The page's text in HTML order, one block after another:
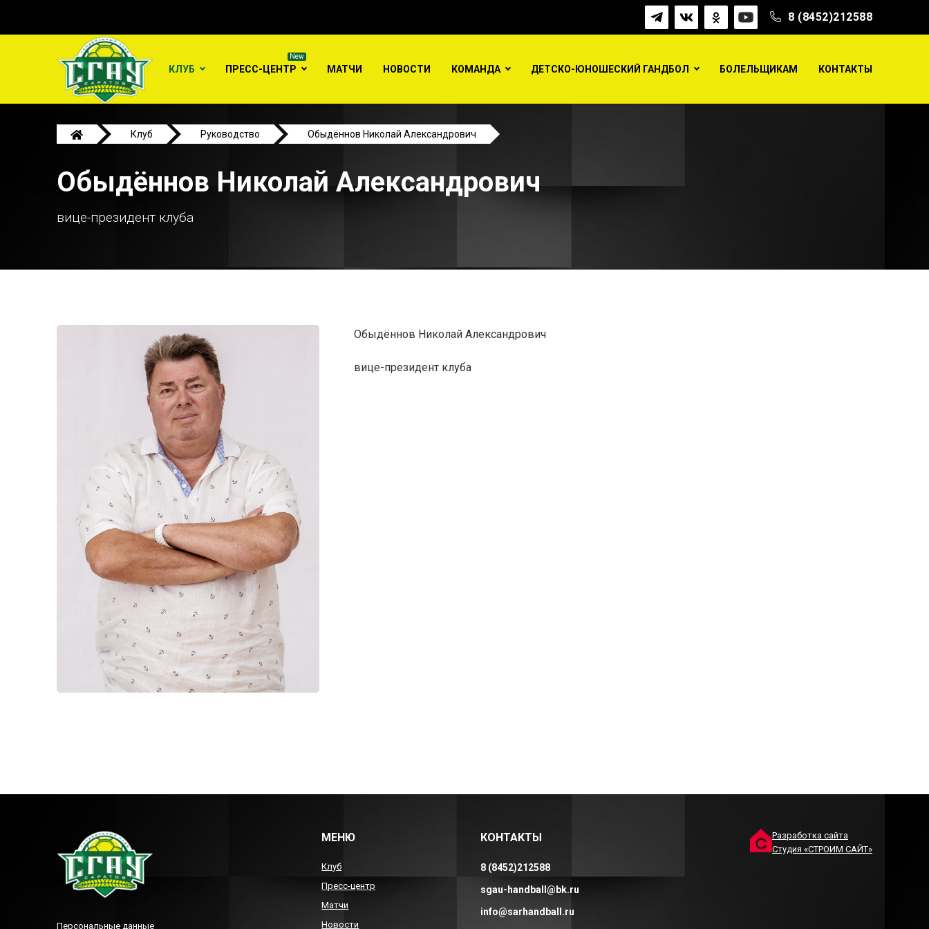
8 (8452)212588
КЛУБ ПРЕСС-ЦЕНТР МАТЧИ НОВОСТИ КОМАНДА ДЕТСКО-ЮНОШЕСКИЙ ГАНДБОЛ БОЛЕЛЬЩИКАМ КОНТАКТЫ
Клуб Руководство Обыдённов Николай Александрович
Обыдённов Николай Александрович
вице-президент клуба
Обыдённов Николай Александрович
вице-президент клуба
Персональные данные
МЕНЮ
Клуб
Пресс-центр
Матчи
Новости
КОНТАКТЫ
8 (8452)212588
sgau-handball@bk.ru
info@sarhandball.ru
Разработка сайта
Студия «СТРОИМ САЙТ»